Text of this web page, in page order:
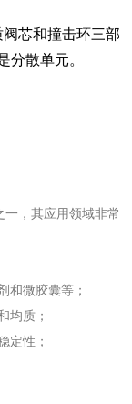
芯和撞击环三部
分散单元。
，其应用领域非常
和微胶囊等；
均质；
定性；